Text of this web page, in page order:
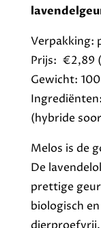
Verpakking:
Prijs: €2,89
Gewicht:
(hybride
Melos is de
De
prettige
biologisch